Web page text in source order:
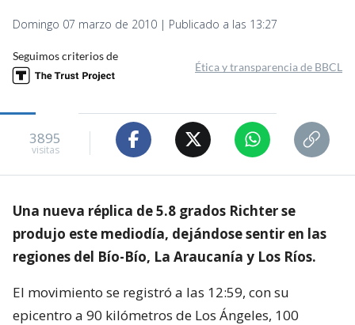
Domingo 07 marzo de 2010 | Publicado a las 13:27
Seguimos criterios de
Ética y transparencia de BBCL
3895
visitas
Una nueva réplica de 5.8 grados Richter se
produjo este mediodía, dejándose sentir en las
regiones del Bío-Bío, La Araucanía y Los Ríos.
El movimiento se registró a las 12:59, con su
epicentro a 90 kilómetros de Los Ángeles, 100